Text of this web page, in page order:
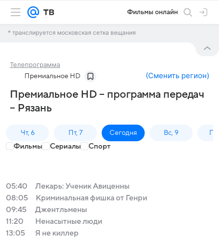
Фильмы онлайн
* транслируется московская сетка вещания
Телепрограмма
Премиальное HD (Сменить регион)
Премиальное HD – программа передач
– Рязань
Чт, 6 Пт, 7 Сегодня Вс, 9
Фильмы Сериалы Спорт
05:40
Лекарь: Ученик Авиценны
08:05
Криминальная фишка от Генри
09:45
Джентльмены
11:20
Ненасытные люди
13:05
Я не киллер